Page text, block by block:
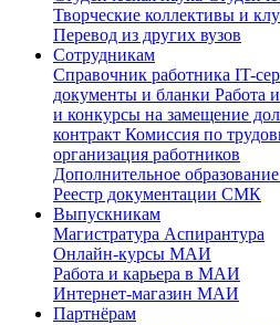
Творческие коллективы и
Перевод из других вузов
Сотрудникам
Cправочник работника IT-
документы и бланки Работа
и конкурсы на замещение
контракт Комиссия по
организация работников
Дополнительное
Реестр документации СМК
Выпускникам
Магистратура Аспирантура
Онлайн-курсы МАИ
Работа и карьера в МАИ
Интернет-магазин МАИ
Партнёрам